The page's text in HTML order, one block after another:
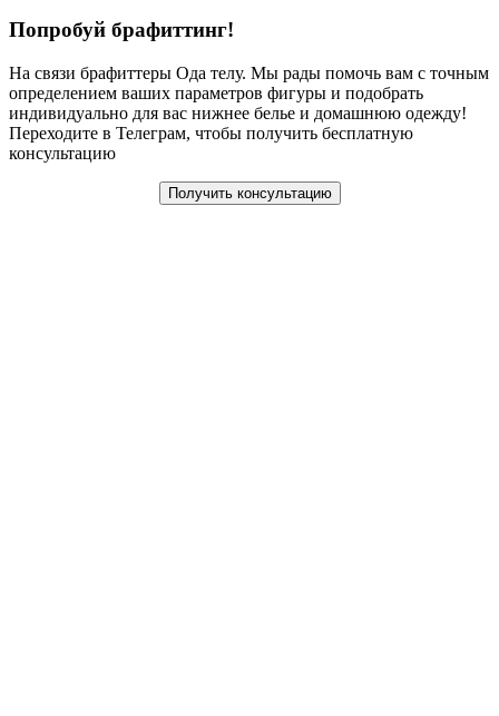
Попробуй брафиттинг!
На связи брафиттеры Ода телу. Мы рады помочь вам с точным
определением ваших параметров фигуры и подобрать
индивидуально для вас нижнее белье и домашнюю одежду!
Переходите в Телеграм, чтобы получить бесплатную
консультацию
Получить консультацию